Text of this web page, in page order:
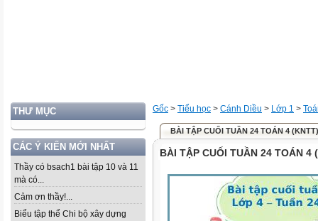
THƯ MỤC
CÁC Ý KIẾN MỚI NHẤT
Thầy có bsach1 bài tập 10 và 11
mà có...
Cảm ơn thầy!...
Biểu tập thể Chi bộ xây dựng
Gốc > Tiểu học > Cánh Diều > Lớp 1 >
BÀI TẬP CUỐI TUẦN 24 TOÁN 4 (KNTT)
BÀI TẬP CUỐI TUẦN 24 TOÁN 4